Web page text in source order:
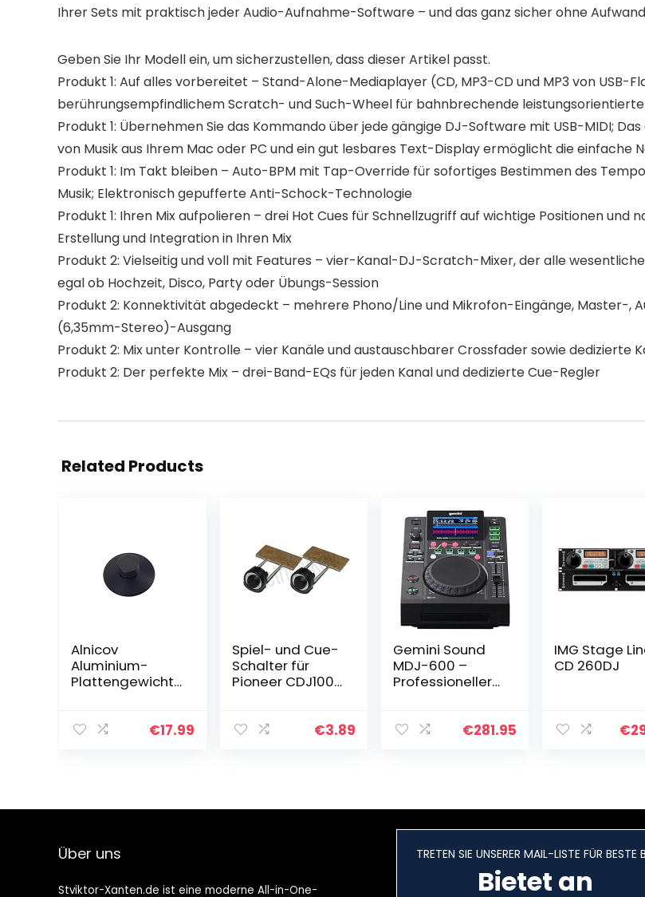
Ihrer Sets mit praktisch jeder Audio-Aufnahme-Software – und das ganz sicher ohne
Geben Sie Ihr Modell ein, um sicherzustellen, dass dieser Artikel passt.
Produkt 1: Auf alles vorbereitet – Stand-Alone-Mediaplayer (CD, MP3-CD und MP3 von
berührungsempfindlichem Scratch- und Such-Wheel für bahnbrechende
Produkt 1: Übernehmen Sie das Kommando über jede gängige DJ-Software mit USB-MIDI;
von Musik aus Ihrem Mac oder PC und ein gut lesbares Text-Display ermöglicht die einfache
Produkt 1: Im Takt bleiben – Auto-BPM mit Tap-Override für sofortiges Bestimmen des
Musik; Elektronisch gepufferte Anti-Schock-Technologie
Produkt 1: Ihren Mix aufpolieren – drei Hot Cues für Schnellzugriff auf wichtige Positionen
Erstellung und Integration in Ihren Mix
Produkt 2: Vielseitig und voll mit Features – vier-Kanal-DJ-Scratch-Mixer, der alle
egal ob Hochzeit, Disco, Party oder Übungs-Session
Produkt 2: Konnektivität abgedeckt – mehrere Phono/Line und Mikrofon-Eingänge, Master-
(6,35mm-Stereo)-Ausgang
Produkt 2: Mix unter Kontrolle – vier Kanäle und austauschbarer Crossfader sowie dedizierte
Produkt 2: Der perfekte Mix – drei-Band-EQs für jeden Kanal und dedizierte Cue-Regler
Related Products
Alnicov
Aluminium-
Plattengewicht-
Gewichts-
€17.99
Spiel- und Cue-
Schalter für
Pioneer CDJ1000
DSG1079 DSG1117,
€3.89
Gemini Sound
MDJ-600 –
Professioneller
Cues und Auto /
€281.95
IMG Stage
CD 260DJ
€
Über uns
Stviktor-Xanten.de ist eine moderne All-in-One-
TRETEN SIE UNSERER MAIL-LISTE FÜR BESTE
Bietet an